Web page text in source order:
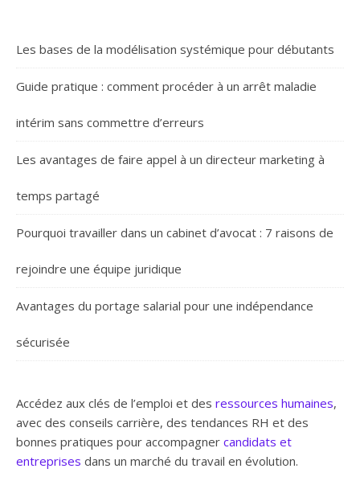
Les bases de la modélisation systémique pour débutants
Guide pratique : comment procéder à un arrêt maladie
intérim sans commettre d’erreurs
Les avantages de faire appel à un directeur marketing à
temps partagé
Pourquoi travailler dans un cabinet d’avocat : 7 raisons de
rejoindre une équipe juridique
Avantages du portage salarial pour une indépendance
sécurisée
Accédez aux clés de l’emploi et des ressources humaines,
avec des conseils carrière, des tendances RH et des
bonnes pratiques pour accompagner candidats et
entreprises dans un marché du travail en évolution.